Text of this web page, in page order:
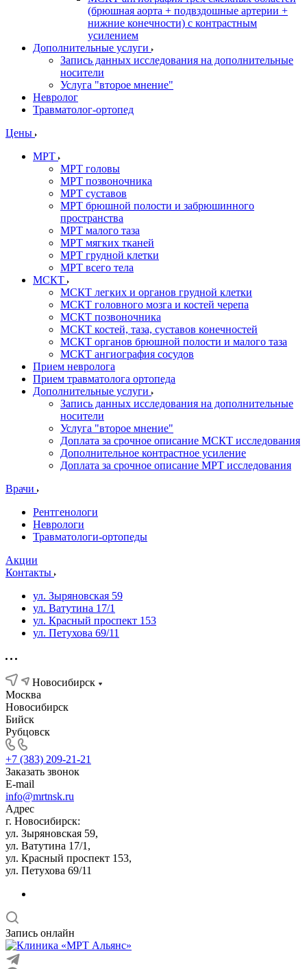
(брюшная аорта + подвздошные артерии +
нижние конечности) с контрастным
усилением
Дополнительные услуги
Запись данных исследования на дополнительные
носители
Услуга "второе мнение"
Невролог
Травматолог-ортопед
Цены
МРТ
МРТ головы
МРТ позвоночника
МРТ суставов
МРТ брюшной полости и забрюшинного
пространства
МРТ малого таза
МРТ мягких тканей
МРТ грудной клетки
МРТ всего тела
МСКТ
МСКТ легких и органов грудной клетки
МСКТ головного мозга и костей черепа
МСКТ позвоночника
МСКТ костей, таза, суставов конечностей
МСКТ органов брюшной полости и малого таза
МСКТ ангиография сосудов
Прием невролога
Прием травматолога ортопеда
Дополнительные услуги
Запись данных исследования на дополнительные
носители
Услуга "второе мнение"
Доплата за срочное описание МСКТ исследования
Дополнительное контрастное усиление
Доплата за срочное описание МРТ исследования
Врачи
Рентгенологи
Неврологи
Травматологи-ортопеды
Акции
Контакты
ул. Зыряновская 59
ул. Ватутина 17/1
ул. Красный проспект 153
ул. Петухова 69/11
Новосибирск
Москва
Новосибирск
Бийск
Рубцовск
+7 (383) 209-21-21
Заказать звонок
E-mail
info@mrtnsk.ru
Адрес
г. Новосибирск:
ул. Зыряновская 59,
ул. Ватутина 17/1,
ул. Красный проспект 153,
ул. Петухова 69/11
Запись онлайн